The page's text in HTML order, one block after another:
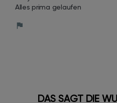
Alles prima gelaufen
DAS SAGT DIE